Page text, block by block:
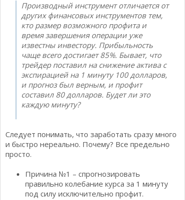
Производный инструмент отличается от
других финансовых инструментов тем,
кто размер возможного профита и
время завершения операции уже
известны инвестору. Прибыльность
чаще всего достигает 85%. Бывает, что
трейдер поставил на снижение актива с
экспирацией на 1 минуту 100 долларов,
и прогноз был верным, и профит
составил 80 долларов. Будет ли это
каждую минуту?
Следует понимать, что заработать сразу много
и быстро нереально. Почему? Все предельно
просто.
Причина №1 – спрогнозировать
правильно колебание курса за 1 минуту
под силу исключительно профит.